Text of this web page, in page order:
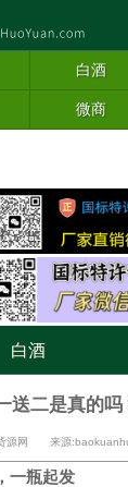
白酒
微商
白酒
送二是真的吗
网 来源
一瓶起发